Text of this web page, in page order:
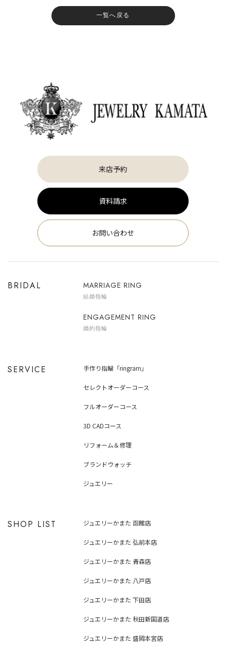
一覧へ戻る
来店予約
資料請求
お問い合わせ
BRIDAL MARRIAGE RING
結婚指輪
ENGAGEMENT RING
婚約指輪
SERVICE 手作り指輪「ringram」
セレクトオーダーコース
フルオーダーコース
3D CADコース
リフォーム＆修理
ブランドウォッチ
ジュエリー
SHOP LIST ジュエリーかまた 函館店
ジュエリーかまた 弘前本店
ジュエリーかまた 青森店
ジュエリーかまた 八戸店
ジュエリーかまた 下田店
ジュエリーかまた 秋田新国道店
ジュエリーかまた 盛岡本宮店